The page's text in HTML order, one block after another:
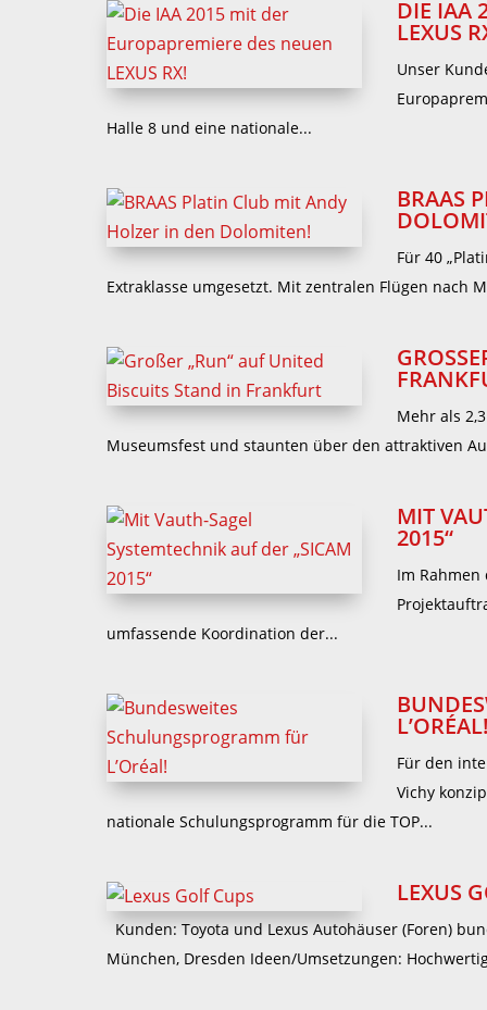
DIE IAA
LEXUS
Unser
Halle 8 und eine nationale...
BRAAS
Für 40
Extraklasse umgesetzt. Mit zentralen Flügen nach
Mehr als
Museumsfest und staunten über den attraktiven
MIT
2015“
Im
umfassende Koordination der...
Für den
Vichy
nationale Schulungsprogramm für die TOP...
LEXUS
Kunden: Toyota und Lexus Autohäuser (Foren)
München, Dresden Ideen/Umsetzungen: